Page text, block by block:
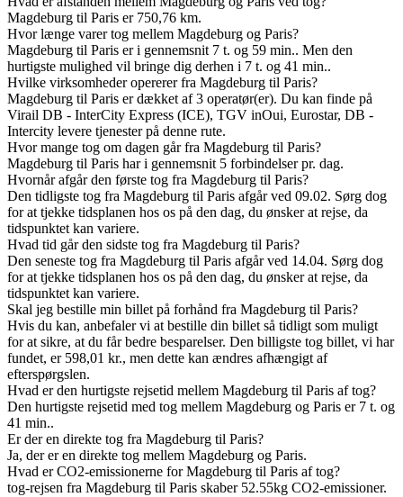
Magdeburg til Paris er 750,76 km.
Hvor længe varer tog mellem Magdeburg og Paris?
Magdeburg til Paris er i gennemsnit 7 t. og 59 min.. Men den
hurtigste mulighed vil bringe dig derhen i 7 t. og 41 min..
Hvilke virksomheder opererer fra Magdeburg til Paris?
Magdeburg til Paris er dækket af 3 operatør(er). Du kan finde på
Virail DB - InterCity Express (ICE), TGV inOui, Eurostar, DB -
Intercity levere tjenester på denne rute.
Hvor mange tog om dagen går fra Magdeburg til Paris?
Magdeburg til Paris har i gennemsnit 5 forbindelser pr. dag.
Hvornår afgår den første tog fra Magdeburg til Paris?
Den tidligste tog fra Magdeburg til Paris afgår ved 09.02. Sørg dog
for at tjekke tidsplanen hos os på den dag, du ønsker at rejse, da
tidspunktet kan variere.
Hvad tid går den sidste tog fra Magdeburg til Paris?
Den seneste tog fra Magdeburg til Paris afgår ved 14.04. Sørg dog
for at tjekke tidsplanen hos os på den dag, du ønsker at rejse, da
tidspunktet kan variere.
Skal jeg bestille min billet på forhånd fra Magdeburg til Paris?
Hvis du kan, anbefaler vi at bestille din billet så tidligt som muligt
for at sikre, at du får bedre besparelser. Den billigste tog billet, vi har
fundet, er 598,01 kr., men dette kan ændres afhængigt af
efterspørgslen.
Hvad er den hurtigste rejsetid mellem Magdeburg til Paris af tog?
Den hurtigste rejsetid med tog mellem Magdeburg og Paris er 7 t. og
41 min..
Er der en direkte tog fra Magdeburg til Paris?
Ja, der er en direkte tog mellem Magdeburg og Paris.
Hvad er CO2-emissionerne for Magdeburg til Paris af tog?
tog-rejsen fra Magdeburg til Paris skaber 52.55kg CO2-emissioner.